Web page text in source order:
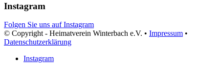
Instagram
Folgen Sie uns auf Instagram
© Copyright - Heimatverein Winterbach e.V. • Impressum •
Datenschutzerklärung
Instagram